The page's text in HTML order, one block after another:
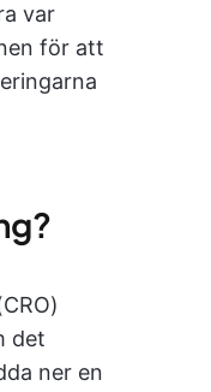
var
för att
det
ner en